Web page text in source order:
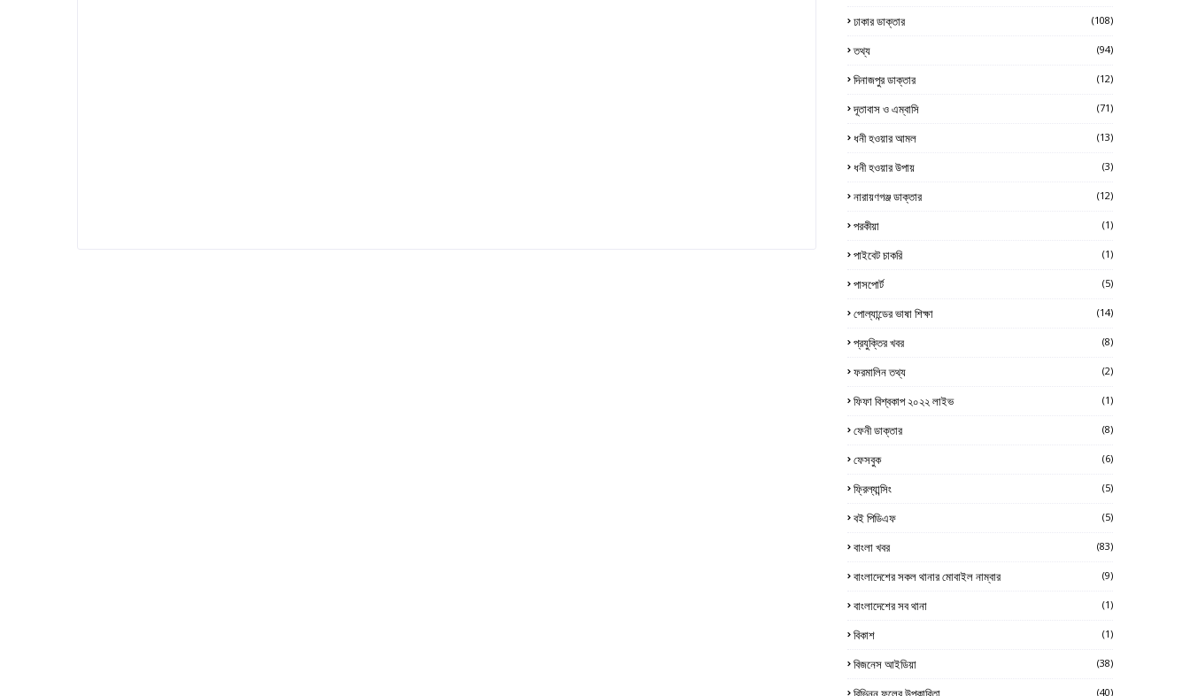
ঢাকার ডাক্তার (108)
তথ্য (94)
দিনাজপুর ডাক্তার (12)
দূতাবাস ও এম্বাসি (71)
ধনী হওয়ার আমল (13)
ধনী হওয়ার উপায় (3)
নারায়ণগঞ্জ ডাক্তার (12)
পরকীয়া (1)
পাইবেট চাকরি (1)
পাসপোর্ট (5)
পোল্যান্ডের ভাষা শিক্ষা (14)
প্রযুক্তির খবর (8)
ফরমালিন তথ্য (2)
ফিফা বিশ্বকাপ ২০২২ লাইভ (1)
ফেনী ডাক্তার (8)
ফেসবুক (6)
ফ্রিল্যান্সিং (5)
বই পিডিএফ (5)
বাংলা খবর (83)
বাংলাদেশের সকল থানার মোবাইল নাম্বার (9)
বাংলাদেশের সব থানা (1)
বিকাশ (1)
বিজনেস আইডিয়া (38)
(40)